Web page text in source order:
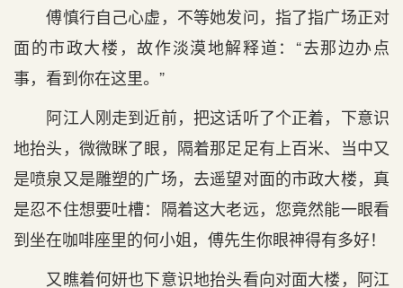
傅慎行自己心虚，不等她发问，指了指广场正对
面的市政大楼，故作淡漠地解释道：“去那边办点
事，看到你在这里。”
阿江人刚走到近前，把这话听了个正着，下意识
地抬头，微微眯了眼，隔着那足足有上百米、当中又
是喷泉又是雕塑的广场，去遥望对面的市政大楼，真
是忍不住想要吐槽：隔着这大老远，您竟然能一眼看
到坐在咖啡座里的何小姐，傅先生你眼神得有多好！
又瞧着何妍也下意识地抬头看向对面大楼，阿江